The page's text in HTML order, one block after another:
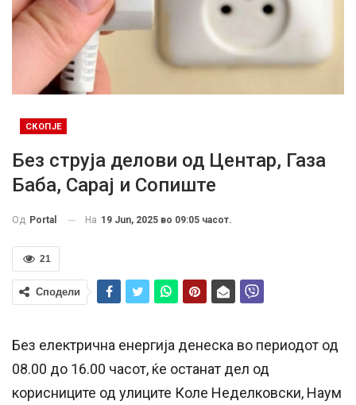
СКОПЈЕ
Без струја делови од Центар, Газа
Баба, Сарај и Сопиште
Од Portal На 19 Jun, 2025 во 09:05 часот.
21
Сподели
Без електрична енергија денеска во периодот од
08.00 до 16.00 часот, ќе останат дел од
корисниците од улиците Коле Неделковски, Наум